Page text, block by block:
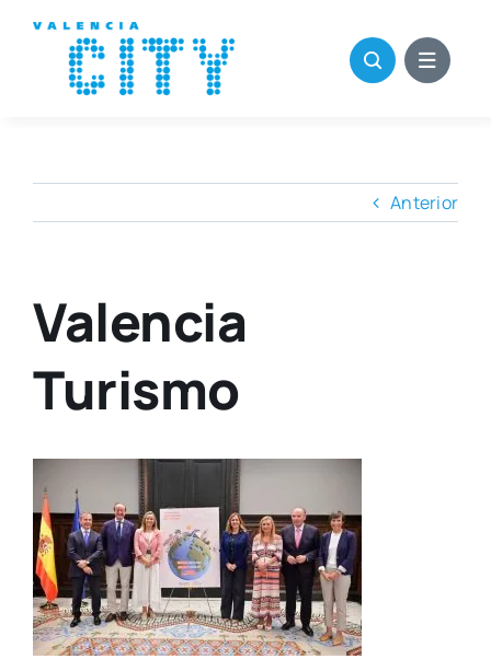
contenido
Anterior
Valencia
Turismo